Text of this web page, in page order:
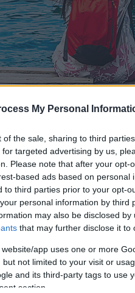
My Personal
of the sale, sharing to third
targeted advertising by us,
Please note that after your opt-
based ads based on personal
to third parties prior to your opt-
personal information by third
may also be disclosed
that may further disclose it to
app uses one or more
not limited to your visit or
and its third-party tags to use
section.